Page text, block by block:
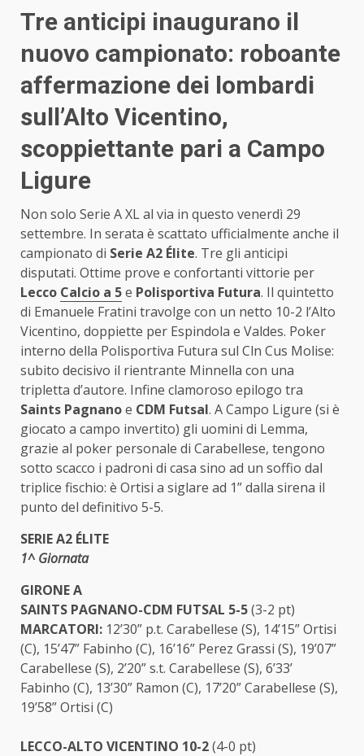
Tre anticipi inaugurano il
nuovo campionato: roboante
affermazione dei lombardi
sull’Alto Vicentino,
scoppiettante pari a Campo
Ligure
Non solo Serie A XL al via in questo venerdì 29
settembre. In serata è scattato ufficialmente anche il
campionato di Serie A2 Élite. Tre gli anticipi
disputati. Ottime prove e confortanti vittorie per
Lecco Calcio a 5e Polisportiva Futura. Il quintetto
di Emanuele Fratini travolge con un netto 10-2 l’Alto
Vicentino, doppiette per Espindola e Valdes. Poker
interno della Polisportiva Futura sul Cln Cus Molise:
subito decisivo il rientrante Minnella con una
tripletta d’autore. Infine clamoroso epilogo tra
Saints Pagnanoe CDM Futsal. A Campo Ligure (si è
giocato a campo invertito) gli uomini di Lemma,
grazie al poker personale di Carabellese, tengono
sotto scacco i padroni di casa sino ad un soffio dal
triplice fischio: è Ortisi a siglare ad 1” dalla sirena il
punto del definitivo 5-5.
SERIE A2 ÉLITE
1^ Giornata
GIRONE A
SAINTS PAGNANO-CDM FUTSAL 5-5(3-2 pt)
MARCATORI: 12’30” p.t. Carabellese (S), 14’15” Ortisi
(C), 15’47” Fabinho (C), 16’16” Perez Grassi (S), 19’07”
Carabellese (S), 2’20” s.t. Carabellese (S), 6’33’
Fabinho (C), 13’30” Ramon (C), 17’20” Carabellese (S),
19’58” Ortisi (C)
LECCO-ALTO VICENTINO 10-2(4-0 pt)